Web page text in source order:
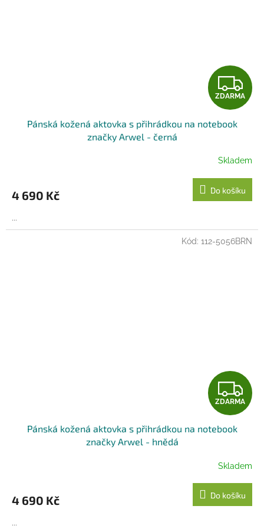
Z
D
R
M
A
ZDARMA
Pánská kožená aktovka s přihrádkou na notebook
značky Arwel - černá
Skladem
4 690 Kč Do košíku
...
Z
D
R
M
A
ZDARMA
Pánská kožená aktovka s přihrádkou na notebook
značky Arwel - hnědá
Skladem
4 690 Kč Do košíku
...
Kód: 112-5056BRN